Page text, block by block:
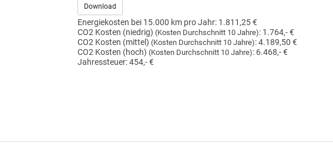
Download
Energiekosten bei 15.000 km pro Jahr: 1.811,25 €
CO2 Kosten (niedrig) (Kosten Durchschnitt 10 Jahre): 1.764,- €
CO2 Kosten (mittel) (Kosten Durchschnitt 10 Jahre):4.189,50 €
CO2 Kosten (hoch) (Kosten Durchschnitt 10 Jahre): 6.468,- €
Jahressteuer:454,- €